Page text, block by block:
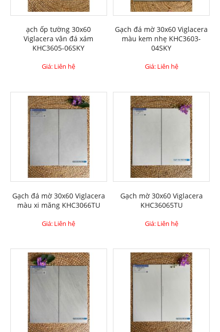
ạch ốp tường 30x60
Viglacera vân đá xám
KHC3605-06SKY
Giá: Liên hệ
Gạch đá mờ 30x60 Viglacera
màu kem nhẹ KHC3603-
04SKY
Giá: Liên hệ
Gạch đá mờ 30x60 Viglacera
màu xi măng KHC3066TU
Giá: Liên hệ
Gạch mờ 30x60 Viglacera
KHC36065TU
Giá: Liên hệ